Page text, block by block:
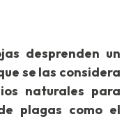
desprenden un
se las considera
naturales para
plagas como el